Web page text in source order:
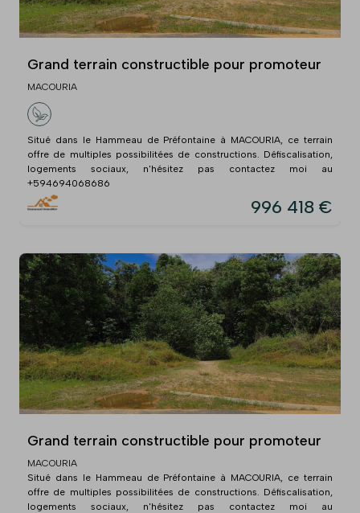
Grand terrain constructible pour promoteur
MACOURIA
Situé dans le Hammeau de Préfontaine à MACOURIA, ce terrain
offre de multiples possibilitées de constructions. Défiscalisation,
logements sociaux, n'hésitez pas contactez moi au
+594694068686
996 418 €
Grand terrain constructible pour promoteur
MACOURIA
Situé dans le Hammeau de Préfontaine à MACOURIA, ce terrain
offre de multiples possibilitées de constructions. Défiscalisation,
logements sociaux, n'hésitez pas contactez moi au